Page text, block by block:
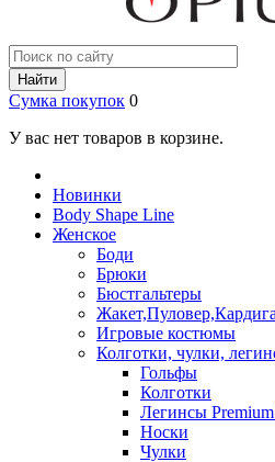
Найти
Сумка покупок 0
У вас нет товаров в корзине.
Новинки
Body Shape Line
Женское
Боди
Брюки
Бюстгальтеры
Игровые костюмы
Колготки, чулки,
Гольфы
Колготки
Легинсы
Носки
Чулки